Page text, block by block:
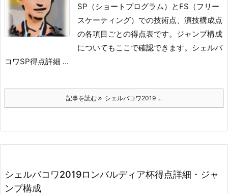
SP（ショートプログラム）とFS（フリー
スケーティング）での技術点、演技構成点
の各項目ごとの得点表です。 ジャンプ構成
についてもここで確認できます。 シェルバ
コワSP得点詳細 ...
記事を読む シェルバコワ2019 ...
シェルバコワ2019ロンバルディア杯得点詳細・ジャ
ンプ構成